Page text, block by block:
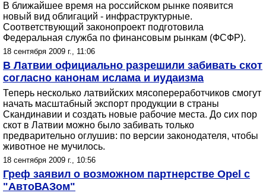
В ближайшее время на российском рынке появится
новый вид облигаций - инфраструктурные.
Соответствующий законопроект подготовила
Федеральная служба по финансовым рынкам (ФСФР).
18 сентября 2009 г., 11:06
В Латвии официально разрешили забивать скот
согласно канонам ислама и иудаизма
Теперь несколько латвийских мясопереработчиков смогут
начать масштабный экспорт продукции в страны
Скандинавии и создать новые рабочие места. До сих пор
скот в Латвии можно было забивать только
предварительно оглушив: по версии законодателя, чтобы
животное не мучилось.
18 сентября 2009 г., 10:56
Греф заявил о возможном партнерстве Opel c
"АвтоВАЗом"